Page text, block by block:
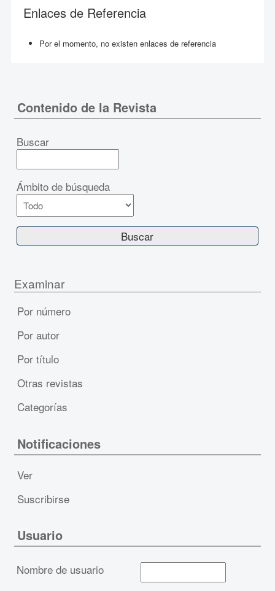
Enlaces de Referencia
Por el momento, no existen enlaces de referencia
Contenido de la Revista
Buscar
Ámbito de búsqueda
Examinar
Por número
Por autor
Por título
Otras revistas
Categorías
Notificaciones
Ver
Suscribirse
Usuario
Nombre de usuario